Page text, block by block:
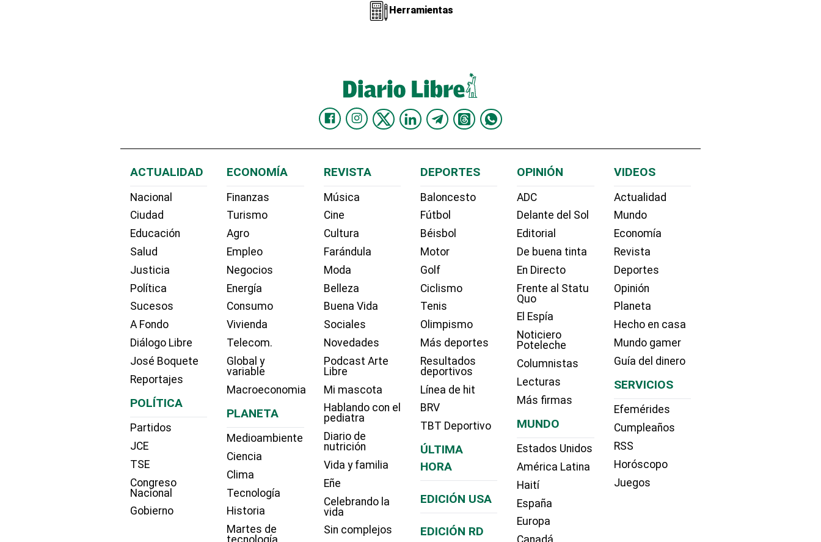
Herramientas
ACTUALIDAD
Nacional
Ciudad
Educación
Salud
Justicia
Política
Sucesos
A Fondo
Diálogo Libre
José Boquete
Reportajes
POLÍTICA
Partidos
JCE
TSE
Congreso
Nacional
Gobierno
ECONOMÍA
Finanzas
Turismo
Agro
Empleo
Negocios
Energía
Consumo
Vivienda
Telecom.
Global y
variable
Macroeconomia
PLANETA
Medioambiente
Ciencia
Clima
Tecnología
Historia
Martes de
REVISTA
Música
Cine
Cultura
Farándula
Moda
Belleza
Buena Vida
Sociales
Novedades
Podcast Arte
Libre
Mi mascota
Hablando con el
pediatra
Diario de
nutrición
Vida y familia
Eñe
Celebrando la
vida
Sin complejos
DEPORTES
Baloncesto
Fútbol
Béisbol
Motor
Golf
Ciclismo
Tenis
Olimpismo
Más deportes
Resultados
deportivos
Línea de hit
BRV
TBT Deportivo
ÚLTIMA
HORA
EDICIÓN USA
EDICIÓN RD
OPINIÓN
ADC
Delante del Sol
Editorial
De buena tinta
En Directo
Frente al Statu
Quo
El Espía
Noticiero
Poteleche
Columnistas
Lecturas
Más firmas
MUNDO
Estados Unidos
América Latina
Haití
España
Europa
VIDEOS
Actualidad
Mundo
Economía
Revista
Deportes
Opinión
Planeta
Hecho en casa
Mundo gamer
Guía del dinero
SERVICIOS
Efemérides
Cumpleaños
RSS
Horóscopo
Juegos